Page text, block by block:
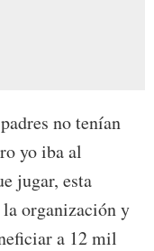
no tenían
yo iba al
jugar, esta
organización y
a 12 mil